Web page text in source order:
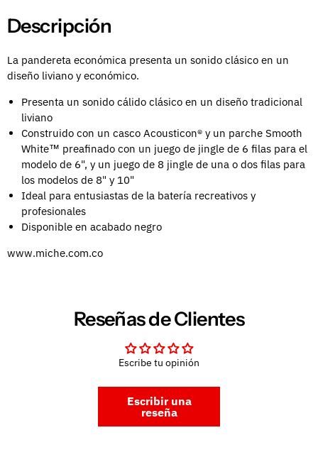
Descripción
La pandereta económica presenta un sonido clásico en un
diseño liviano y económico.
Presenta un sonido cálido clásico en un diseño tradicional
liviano
Construido con un casco Acousticon® y un parche Smooth
White™ preafinado con un juego de jingle de 6 filas para el
modelo de 6", y un juego de 8 jingle de una o dos filas para
los modelos de 8" y 10"
Ideal para entusiastas de la batería recreativos y
profesionales
Disponible en acabado negro
www.miche.com.co
Reseñas de Clientes
Escribe tu opinión
Escribir una
reseña